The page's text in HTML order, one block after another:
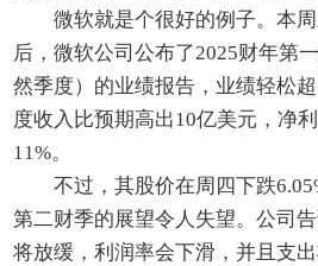
微软就是个很好的例子。本
后，微软公司公布了2025财年第
然季度）的业绩报告，业绩轻松
度收入比预期高出10亿美元，净
11%。
不过，其股价在周四下跌
第二财季的展望令人失望。公司
将放缓，利润率会下滑，并且支